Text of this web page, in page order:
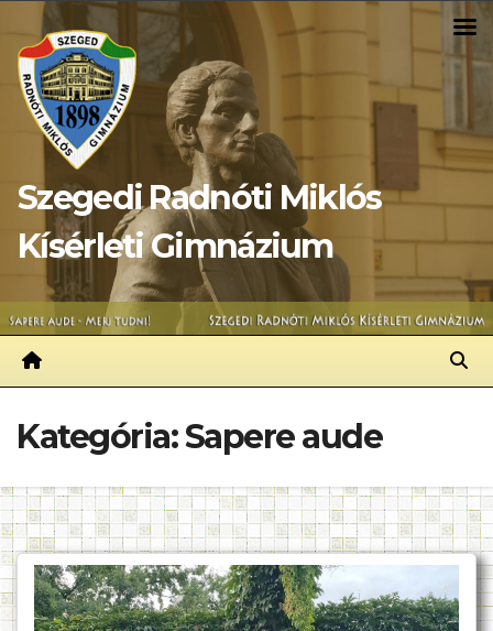
content
Szegedi Radnóti Miklós
Kísérleti Gimnázium
Kategória:Sapere aude